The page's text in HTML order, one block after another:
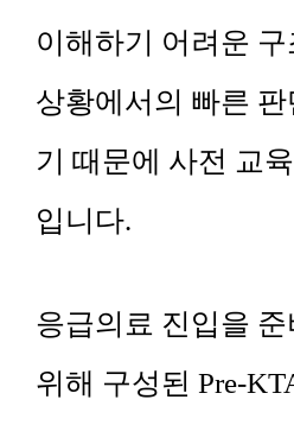
이해하기 어려운
상황에서의 빠른
기 때문에 사전 교
입니다.
응급의료 진입을
위해 구성된 Pre-